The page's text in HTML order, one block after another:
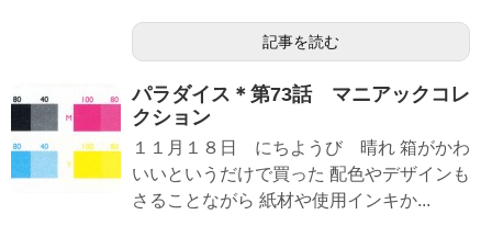
記事を読む
パラダイス＊第73話 マニアックコレ
クション
１１月１８日 にちようび 晴れ 箱がかわ
いいというだけで買った 配色やデザインも
さることながら 紙材や使用インキか...